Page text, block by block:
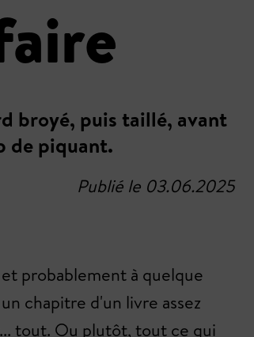
broyé, puis taillé, avant
de piquant.
Publié le 03.06.2025
probablement à quelque
chapitre d'un livre assez
tout. Ou plutôt, tout ce qui